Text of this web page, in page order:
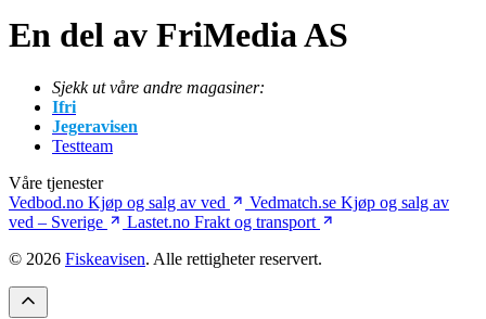
En del av FriMedia AS
Sjekk ut våre andre magasiner:
Ifri
Jegeravisen
Testteam
Våre tjenester
Vedbod.no Kjøp og salg av ved Vedmatch.se Kjøp og salg av
ved – Sverige
Lastet.no Frakt og transport
© 2026 Fiskeavisen. Alle rettigheter reservert.